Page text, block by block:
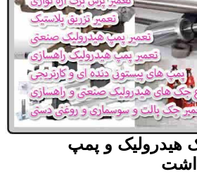
هیدرولیک و پمپ